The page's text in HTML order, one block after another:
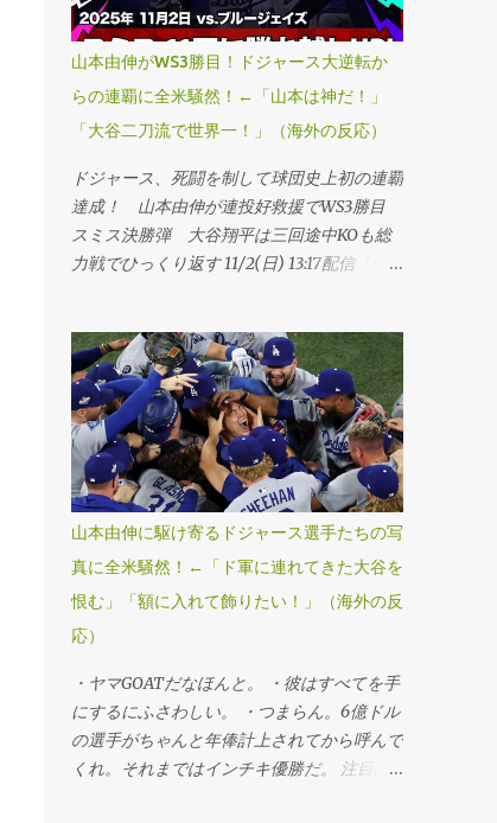
山本由伸がWS3勝目！ドジャース大逆転か
らの連覇に全米騒然！←「山本は神だ！」
「大谷二刀流で世界一！」（海外の反応）
ドジャース、死闘を制して球団史上初の連覇
達成！ 山本由伸が連投好救援でWS3勝目
スミス決勝弾 大谷翔平は三回途中KOも総
力戦でひっくり返す 11/2(日) 13:17配信「ワ
ャースが延長十一回にスミスの勝ち越し本塁
打で球団史上初、MLB25年ぶりのワールド
シリーズ連覇を果たした。第6戦勝利投手の
山本由伸投手が九回途中から登板し、1死満
塁のピンチを切り抜けるなど、3回を無失点
に抑えてシリーズ3勝目を挙げた。「1番・投
手兼指名打者」で先発出場した大谷翔平投手
は三回に決勝3ランを被弾し、マウンドで両
手を膝につきうなだれKO。打者としては第3
戦以来のマルチ安打をマークするなど5打数
2安打1四球だった。 ・連覇だぜベイビー。
あみろトロント！マリナーズファンとして感
謝する。 ・よおおおお！泣きそうだ。カー
ショーのために嬉しすぎる。 ・よっしゃあ
あああ！MVPはヤマだ！ 注目記事（外部サ
山本由伸に駆け寄るドジャース選手たちの写
真に全米騒然！←「ド軍に連れてきた大谷を
恨む」「額に入れて飾りたい！」（海外の反
応）
・ヤマGOATだなほんと。 ・彼はすべてを手
にするにふさわしい。 ・つまらん。6億ドル
の選手がちゃんと年俸計上されてから呼んで
くれ。それまではインチキ優勝だ。 注目記